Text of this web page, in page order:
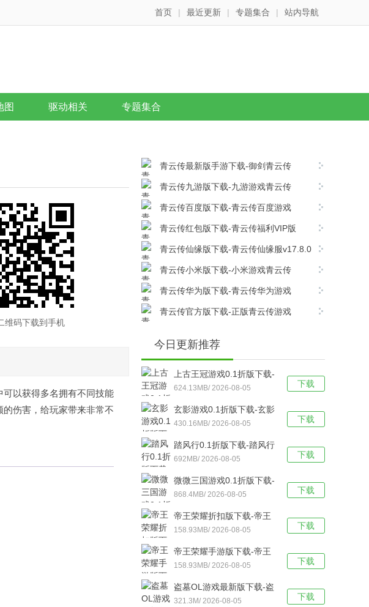
首页 | 最近更新 | 专题集合 | 站内导航
图 驱动相关 专题集合
维码下载到手机
以获得多名拥有不同技能
伤害，给玩家带来非常不
青云传最新版手游下载-御剑青云传
v17.8.0安卓版下载
青云传九游版下载-九游游戏青云传
v17.8.0安卓版下载
青云传百度版下载-青云传百度游戏
v17.8.0安卓版下载
青云传红包版下载-青云传福利VIP版
v17.8.0安卓版下载
青云传仙缘版下载-青云传仙缘服v17.8.0
安卓版下载
青云传小米版下载-小米游戏青云传
v17.8.0安卓版下载
青云传华为版下载-青云传华为游戏
v17.8.0安卓版下载
青云传官方版下载-正版青云传游戏
今日更新推荐
下载
上古王冠游戏0.1折版下载-
上古王冠(0.1折官方正版)
福利版 v1.0安卓版下载
624.13MB/ 2026-08-05
下载
玄影游戏0.1折版下载-玄影
（0.1折盗帅送真充）手游
v1.0.0安卓版下载
430.16MB/ 2026-08-05
下载
踏风行0.1折版下载-踏风行
折扣版 v3.0.1安卓版下载
692MB/ 2026-08-05
下载
微微三国游戏0.1折版下载-
微微三国福利版 v1.0安卓
版下载
868.4MB/ 2026-08-05
下载
帝王荣耀折扣版下载-帝王
荣耀满VIP福利版v9.0安卓
版下载
158.93MB/ 2026-08-05
下载
帝王荣耀手游版下载-帝王
荣耀鬼服资源独享版 v9.0
安卓版下载
158.93MB/ 2026-08-05
下载
盗墓OL游戏最新版下载-盗
墓OL官方版 V2.934安卓版
321.3M/ 2026-08-05